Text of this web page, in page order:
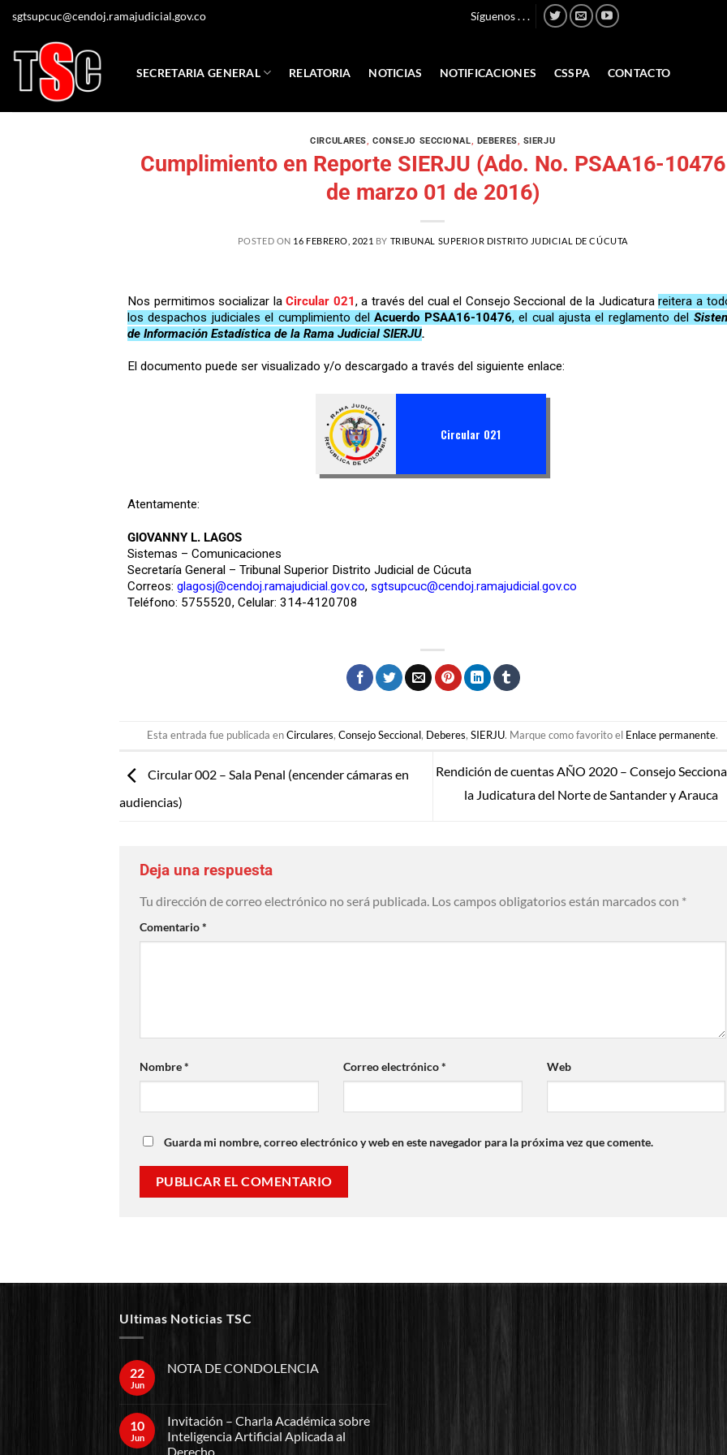
sgtsupcuc@cendoj.ramajudicial.gov.co Síguenos . . .
SECRETARIA GENERAL RELATORIA NOTICIAS NOTIFICACIONES CSSPA CONTACTO
CIRCULARES,CONSEJO SECCIONAL, DEBERES, SIERJU
Cumplimiento en Reporte SIERJU (Ado. No. PSAA16-10476
de marzo 01 de 2016)
POSTED ON 16 FEBRERO, 2021 BY TRIBUNAL SUPERIOR DISTRITO JUDICIAL DE CÚCUTA
Nos permitimos socializar laCircular 021, a través del cual el Consejo Seccional de la Judicaturareitera a
los despachos judiciales el cumplimiento delAcuerdo PSAA16-10476, el cual ajusta el reglamento del
de Información Estadística de la Rama Judicial SIERJU.
El documento puede ser visualizado y/o descargado a través del siguiente enlace:
Circular 021
Atentamente:
GIOVANNY L. LAGOS
Sistemas – Comunicaciones
Secretaría General – Tribunal Superior Distrito Judicial de Cúcuta
Correos: glagosj@cendoj.ramajudicial.gov.co, sgtsupcuc@cendoj.ramajudicial.gov.co
Teléfono: 5755520, Celular: 314-4120708
Esta entrada fue publicada enCirculares,Consejo Seccional, Deberes,SIERJU. Marque como favorito el Enlace permanente.
Circular 002 – Sala Penal (encender cámaras en
audiencias)
Rendición de cuentas AÑO 2020 – Consejo
la Judicatura del Norte de Santander y Arauca
Deja una respuesta
Tu dirección de correo electrónico no será publicada. Los campos obligatorios están marcados con *
Comentario*
Nombre* Correo electrónico* Web
Guarda mi nombre, correo electrónico y web en este navegador para la próxima vez que comente.
Ultimas Noticias TSC
22
Jun
NOTA DE CONDOLENCIA
10
Jun
Invitación – Charla Académica sobre
Inteligencia Artificial Aplicada al
Derecho